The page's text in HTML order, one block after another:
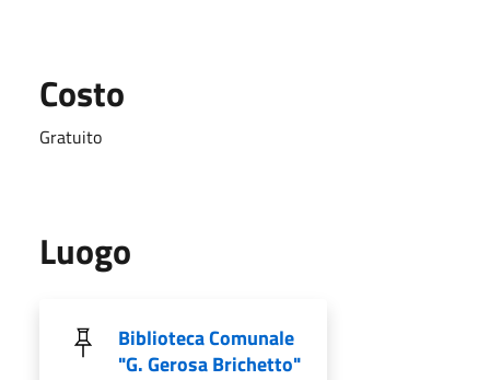
Costo
Gratuito
Luogo
Biblioteca Comunale
"G. Gerosa Brichetto"